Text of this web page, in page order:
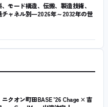
モード構造、伝搬、製造技術、
ャネル別―2026年～2032年の世
クオン町田BASE ’26 Chage × 吉